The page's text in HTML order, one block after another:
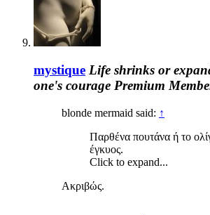
mystique Life shrinks or
one's courage Premium
blonde mermaid said: ↑
Παρθένα πουτάνα ή το
έγκυος.
Click to expand...
Ακριβώς.